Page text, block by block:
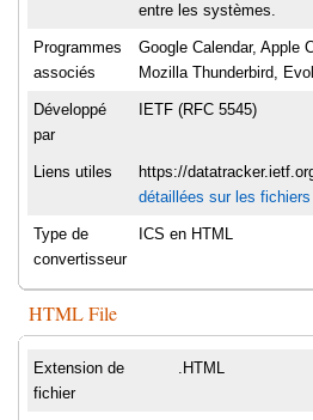
entre les systèmes.
Programmes
associés
Google Calendar, Apple
Mozilla Thunderbird,
Développé
par
IETF (RFC 5545)
Liens utiles https://
détaillées sur les
Type de
convertisseur
ICS en HTML
HTML File
Extension de
fichier
.HTML